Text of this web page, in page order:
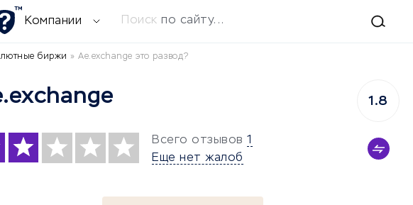
Компании Поиск по сайту...
биржи » Ae.exchange это развод?
Всего отзывов 1
Еще нет жалоб
1.8